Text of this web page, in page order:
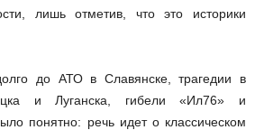
лишь отметив, что это историки
до АТО в Славянске, трагедии в
и Луганска, гибели «Ил­76» и
понятно: речь идет о классическом